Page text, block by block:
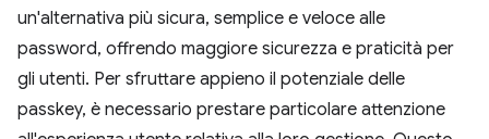
un'alternativa più sicura, semplice e veloce alle
password, offrendo maggiore sicurezza e praticità per
gli utenti. Per sfruttare appieno il potenziale delle
passkey, è necessario prestare particolare attenzione